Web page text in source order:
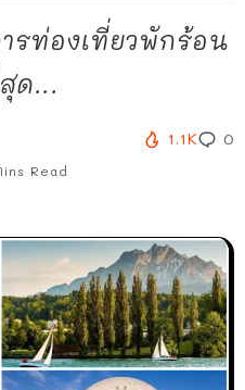
ารท่องเที่ยวพักร้อน
ด...
Read
1.1K 0